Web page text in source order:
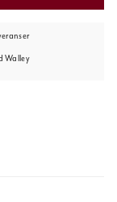
Walley